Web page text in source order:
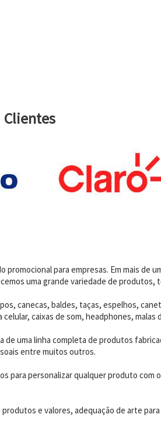
Clientes
para empresas. Em mais de
uma grande variedade de
canecas, baldes, taças, espelhos,
caixas de som, headphones, malas
uma linha completa de produtos
entre muitos outros.
para personalizar qualquer produto
e valores, adequação de arte